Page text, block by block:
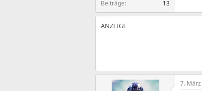
Beiträge
13
7. März